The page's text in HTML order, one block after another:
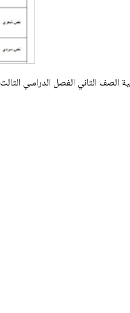
الثاني الفصل الدراسي الثالث 2025-2026